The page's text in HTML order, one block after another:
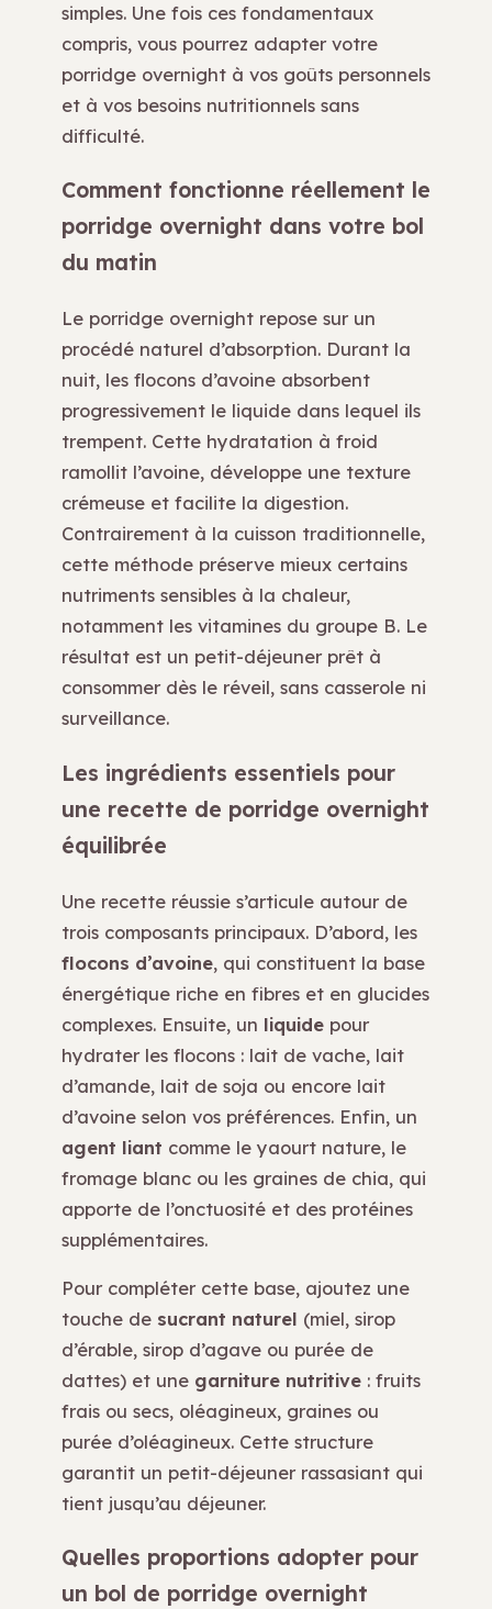
simples. Une fois ces fondamentaux
compris, vous pourrez adapter votre
porridge overnight à vos goûts personnels
et à vos besoins nutritionnels sans
difficulté.
Comment fonctionne réellement le
porridge overnight dans votre bol
du matin
Le porridge overnight repose sur un
procédé naturel d’absorption. Durant la
nuit, les flocons d’avoine absorbent
progressivement le liquide dans lequel ils
trempent. Cette hydratation à froid
ramollit l’avoine, développe une texture
crémeuse et facilite la digestion.
Contrairement à la cuisson traditionnelle,
cette méthode préserve mieux certains
nutriments sensibles à la chaleur,
notamment les vitamines du groupe B. Le
résultat est un petit-déjeuner prêt à
consommer dès le réveil, sans casserole ni
surveillance.
Les ingrédients essentiels pour
une recette de porridge overnight
équilibrée
Une recette réussie s’articule autour de
trois composants principaux. D’abord, les
flocons d’avoine, qui constituent la base
énergétique riche en fibres et en glucides
complexes. Ensuite, un liquide pour
hydrater les flocons : lait de vache, lait
d’amande, lait de soja ou encore lait
d’avoine selon vos préférences. Enfin, un
agent liant comme le yaourt nature, le
fromage blanc ou les graines de chia, qui
apporte de l’onctuosité et des protéines
supplémentaires.
Pour compléter cette base, ajoutez une
touche de sucrant naturel (miel, sirop
d’érable, sirop d’agave ou purée de
dattes) et une garniture nutritive : fruits
frais ou secs, oléagineux, graines ou
purée d’oléagineux. Cette structure
garantit un petit-déjeuner rassasiant qui
tient jusqu’au déjeuner.
Quelles proportions adopter pour
un bol de porridge overnight